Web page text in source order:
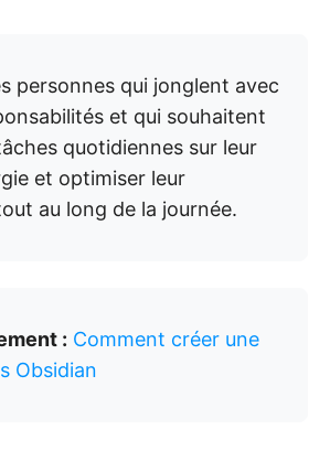
personnes qui jonglent avec
et qui souhaitent
quotidiennes sur leur
et optimiser leur
au long de la journée.
: Comment créer une
Obsidian